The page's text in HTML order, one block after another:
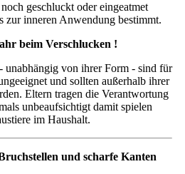
geschluckt oder eingeatmet
zur inneren Anwendung bestimmt.
beim Verschlucken !
unabhängig von ihrer Form - sind für
und sollten außerhalb ihrer
Eltern tragen die Verantwortung
unbeaufsichtigt damit spielen
im Haushalt.
und scharfe Kanten